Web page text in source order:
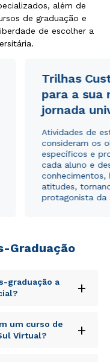
além de
de graduação e
de escolher a
Trilhas
para a sua
jornada
Atividades de
consideram os
específicos e
cada aluno e
conhecimentos,
atitudes,
protagonista da
Graduação
graduação a
+
natus error sit
laudantium,
ab illo inventore
um curso de
Virtual?
+
e
para o
Sul.